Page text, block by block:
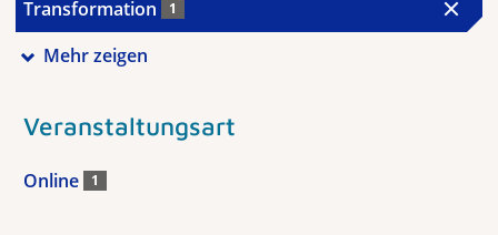
Transformation 1
Mehr zeigen
Veranstaltungsart
Online 1